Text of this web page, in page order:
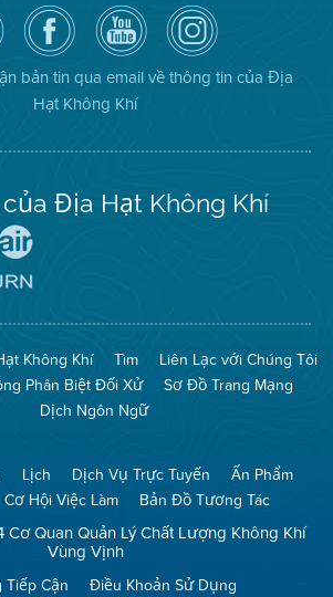
Truy
cập
Trang
Facebook
của
Địa
Hạt
Kênh
YouTube
của
Địa
Hạt
Không
Khí
Air
District
on
Instagram
bản tin qua email về thông tin của Địa
Hạt Không Khí
Địa Hạt Không Khí
The
(Bảo
Toàn
Không
Khí)
Mạng
No
Burn
(Không
Đốt)
Không Khí Tìm
Liên Lạc với Chúng Tôi
Phân Biệt Đối Xử
Sơ Đồ Trang Mạng
Dịch Ngôn Ngữ
Lịch Dịch Vụ Trực Tuyến
Ấn Phẩm
Cơ Hội Việc Làm Bản Đồ Tương Tác
Quan Quản Lý Chất Lượng Không Khí
Vùng Vịnh
Tiếp Cận Điều Khoản Sử Dụng